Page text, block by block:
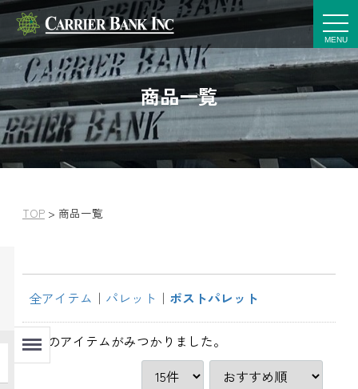
t
o
g
g
l
n
v
g
t
商品一覧
TOP > 商品一覧
Menu
全アイテム パレット ポストパレット
21件 のアイテムがみつかりました。